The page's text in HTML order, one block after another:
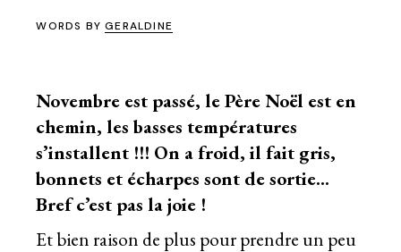
WORDS BYGERALDINE
Novembre est passé, le Père Noël est en
chemin, les basses températures
s’installent !!! On a froid, il fait gris,
bonnets et écharpes sont de sortie…
Bref c’est pas la joie !
Et bien raison de plus pour prendre un peu